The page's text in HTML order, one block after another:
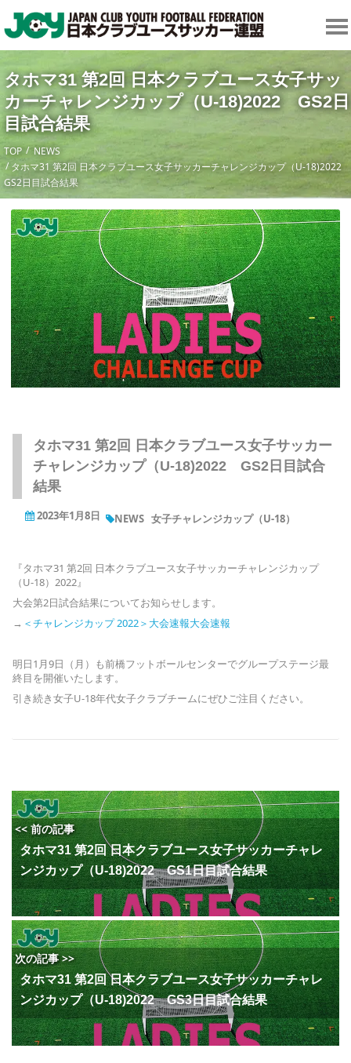
タホマ31 第2回 日本クラブユース女子サッ
カーチャレンジカップ（U-18)2022 GS2日
目試合結果
TOP
NEWS
タホマ31 第2回 日本クラブユース女子サッカーチャレンジカップ（U-18)2022
GS2日目試合結果
タホマ31 第2回 日本クラブユース女子サッカー
チャレンジカップ（U-18)2022 GS2日目試合
結果
2023年1月8日 NEWS 女子チャレンジカップ（U-18）
『タホマ31 第2回 日本クラブユース女子サッカーチャレンジカップ
（U-18）2022』
大会第2日試合結果についてお知らせします。
→ ＜チャレンジカップ 2022＞大会速報大会速報
明日1月9日（月）も前橋フットボールセンターでグループステージ最
終目を開催いたします。
引き続き女子U-18年代女子クラブチームにぜひご注目ください。
<< 前の記事
タホマ31 第2回 日本クラブユース女子サッカーチャレ
ンジカップ（U-18)2022 GS1日目試合結果
次の記事 >>
タホマ31 第2回 日本クラブユース女子サッカーチャレ
ンジカップ（U-18)2022 GS3日目試合結果